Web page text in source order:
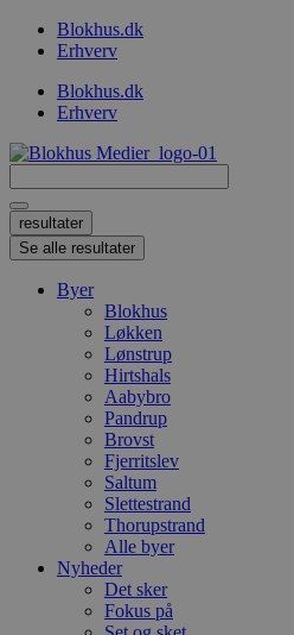
VidereBlokhus.dk
Erhverv
Blokhus.dk
Erhverv
...
resultater
Se alle resultater
Byer
Blokhus
Løkken
Lønstrup
Hirtshals
Aabybro
Pandrup
Brovst
Fjerritslev
Saltum
Slettestrand
Thorupstrand
Alle byer
Nyheder
Det sker
Fokus på